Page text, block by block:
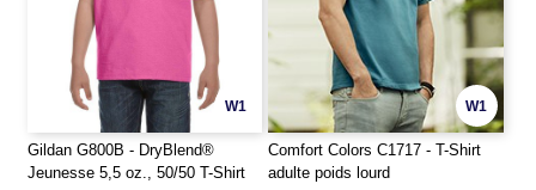
W1
Gildan G800B - DryBlend®
Jeunesse 5,5 oz., 50/50 T-Shirt
W1
Comfort Colors C1717 - T-Shirt
adulte poids lourd